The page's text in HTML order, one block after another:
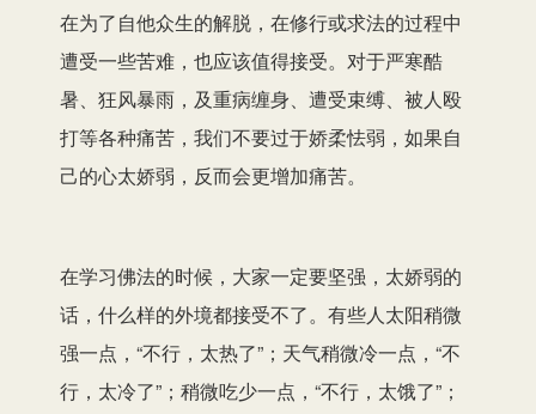
在为了自他众生的解脱，在修行或求法的过程中
遭受一些苦难，也应该值得接受。对于严寒酷
暑、狂风暴雨，及重病缠身、遭受束缚、被人殴
打等各种痛苦，我们不要过于娇柔怯弱，如果自
己的心太娇弱，反而会更增加痛苦。
在学习佛法的时候，大家一定要坚强，太娇弱的
话，什么样的外境都接受不了。有些人太阳稍微
强一点，“不行，太热了”；天气稍微冷一点，“不
行，太冷了”；稍微吃少一点，“不行，太饿了”；